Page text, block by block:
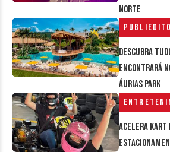
Norte
Descubra
encontrará
Áurias Park
Acelera Kart